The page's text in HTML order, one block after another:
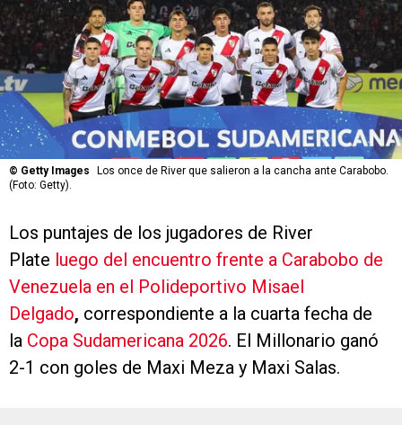
© Getty Images
Los once de River que salieron a la cancha ante Carabobo.
(Foto: Getty).
Los puntajes de los jugadores de River
Plate luego del encuentro frente a Carabobo de
Venezuela en el Polideportivo Misael
Delgado, correspondiente a la cuarta fecha de
la Copa Sudamericana 2026. El Millonario ganó
2-1 con goles de Maxi Meza y Maxi Salas.